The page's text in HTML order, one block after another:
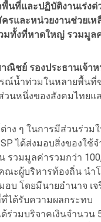
พื้นที่และปฏิบัติงานเร่
รและหน่วยงานช่วยเ
ทั้งที่หาดใหญ่ รวมมูล
ณิชย์ รองประธานเจ้า
รณ์น้ำท่วมในหลายพื้น
วนหนึ่งของสังคมไทย
าง ๆ ในการมีส่วนร่ว
ได้ส่งมอบสิ่งของใช้
รวมมูลค่ารวมกว่า
ะผู้บริหารท้องถิ่น นำโ
บ โดยมีนายอำนาจ เ
ได้รับความผลกระทบ
ร่วมบริจาคเงินจำนว